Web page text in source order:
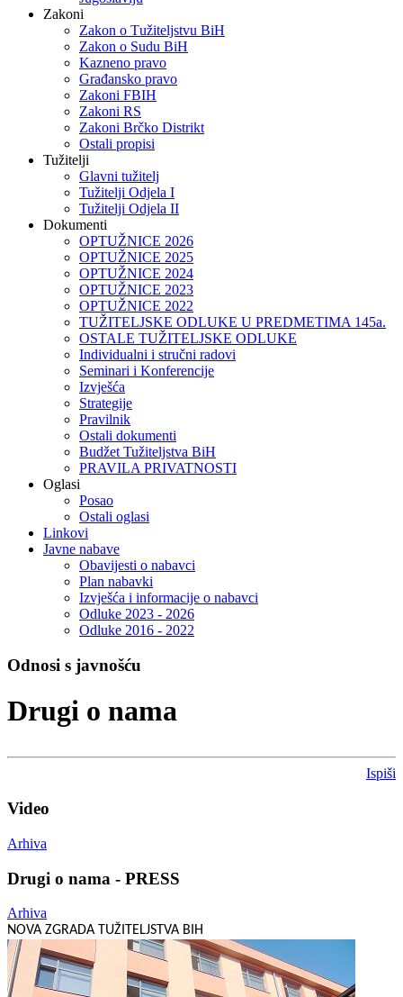
Zakoni
Zakon o Тužiteljstvu BiH
Zakon o Sudu BiH
Kazneno pravo
Građansko pravo
Zakoni FBIH
Zakoni RS
Zakoni Brčko Distrikt
Ostali propisi
Tužitelji
Glavni tužitelj
Tužitelji Odjela I
Tužitelji Odjela II
Dokumenti
OPTUŽNICE 2026
OPTUŽNICE 2025
OPTUŽNICE 2024
OPTUŽNICE 2023
OPTUŽNICE 2022
TUŽITELJSKE ODLUKE U PREDMETIMA 145a.
OSTALE TUŽITELJSKE ODLUKE
Individualni i stručni radovi
Seminari i Konferencije
Izvješća
Strategije
Pravilnik
Ostali dokumenti
Budžet Tužiteljstva BiH
PRAVILA PRIVATNOSTI
Oglasi
Posao
Ostali oglasi
Linkovi
Javne nabave
Obavijesti o nabavci
Plan nabavki
Izvješća i informacije o nabavci
Odluke 2023 - 2026
Odluke 2016 - 2022
Odnosi s javnošću
Drugi o nama
Ispiši
Video
Arhiva
Drugi o nama - PRESS
Arhiva
NOVA ZGRADA TUŽITELJSTVA BIH